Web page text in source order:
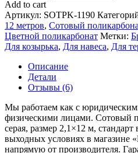
Add to cart
Артикул: SOTPK-1190
12 метров, Сотовый
Цветной поликарбонат Метки:
Для козырька, Для навеса, Для
Описание
Детали
Отзывы (6)
Мы работаем как с
физическими лицами. Сотовый
серая, размер 2,1×12 м,
выходных условиях в магазине
напрямую от производителя.